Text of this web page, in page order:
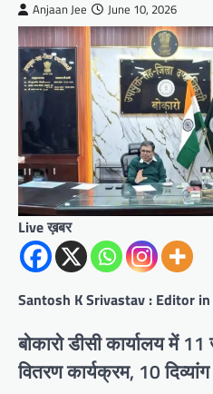
Anjaan Jee June 10, 2026
Live ख़बर
Santosh K Srivastav : Editor
बोकारो डीसी कार्यालय में
वितरण कार्यक्रम, 10